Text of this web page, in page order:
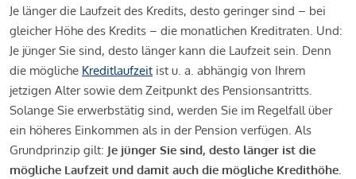
Je länger die Laufzeit des Kredits, desto geringer sind – bei
gleicher Höhe des Kredits – die monatlichen Kreditraten. Und:
Je jünger Sie sind, desto länger kann die Laufzeit sein. Denn
die mögliche Kreditlaufzeit ist u. a. abhängig von Ihrem
jetzigen Alter sowie dem Zeitpunkt des Pensionsantritts.
Solange Sie erwerbstätig sind, werden Sie im Regelfall über
ein höheres Einkommen als in der Pension verfügen. Als
Grundprinzip gilt: Je jünger Sie sind, desto länger ist die
mögliche Laufzeit und damit auch die mögliche Kredithöhe.